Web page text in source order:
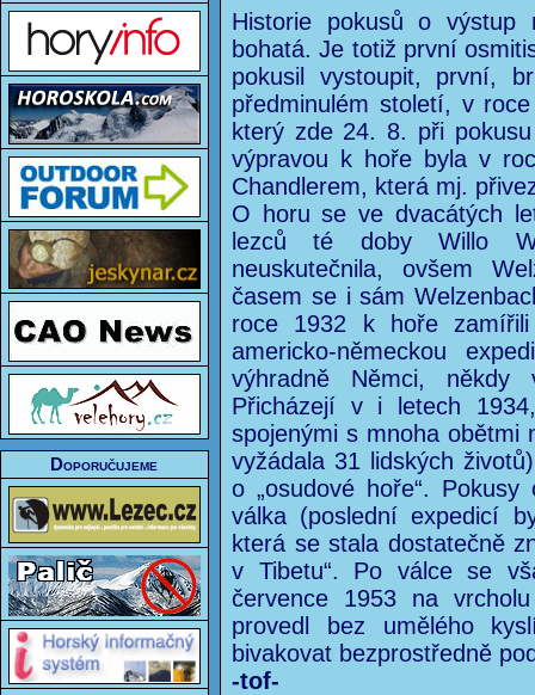
Doporučujeme
Historie pokusů o
bohatá. Je totiž první
pokusil vystoupit, první,
předminulém století, v
který zde 24. 8. při
výpravou k hoře byla v
Chandlerem, která mj.
O horu se ve dvacátých
lezců té doby Willo
neuskutečnila, ovšem
časem se i sám
roce 1932 k hoře
americko-německou
výhradně Němci,
Přicházejí v i letech
spojenými s mnoha obětmi
vyžádala 31 lidských
o „osudové hoře“.
válka (poslední expedicí
která se stala dostatečně
v Tibetu“. Po válce se
července 1953 na
provedl bez umělého
bivakovat bezprostředně
-tof-